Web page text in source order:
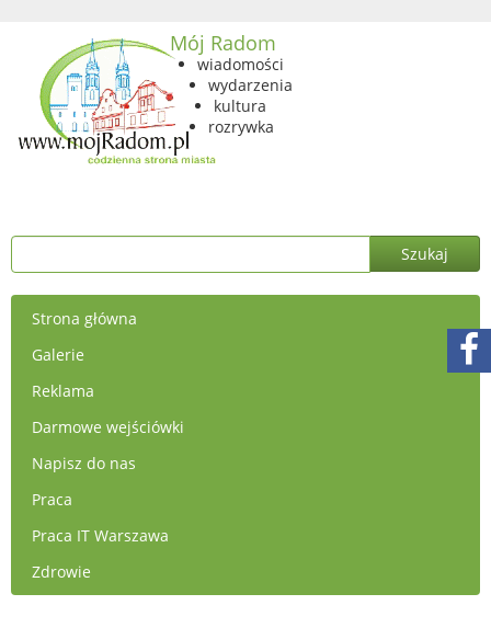
Mój Radom
wiadomości
wydarzenia
kultura
rozrywka
Strona główna
Galerie
Reklama
Darmowe wejściówki
Napisz do nas
Praca
Praca IT Warszawa
Zdrowie